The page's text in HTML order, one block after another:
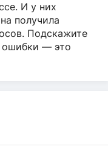
И у них
получила
Подскажите
ошибки — это